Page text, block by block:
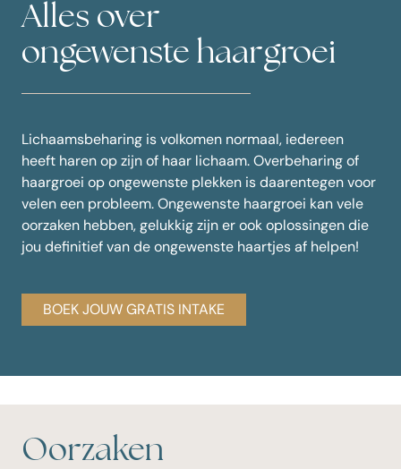
Alles over
ongewenste haargroei
Lichaamsbeharing is volkomen normaal, iedereen
heeft haren op zijn of haar lichaam. Overbeharing of
haargroei op ongewenste plekken is daarentegen voor
velen een probleem. Ongewenste haargroei kan vele
oorzaken hebben, gelukkig zijn er ook oplossingen die
jou definitief van de ongewenste haartjes af helpen!
BOEK JOUW GRATIS INTAKE
Oorzaken